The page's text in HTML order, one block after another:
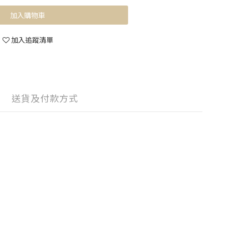
加入購物車
加入追蹤清單
送貨及付款方式